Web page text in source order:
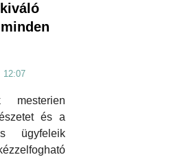
12:07
mesterien
és a
ügyfeleik